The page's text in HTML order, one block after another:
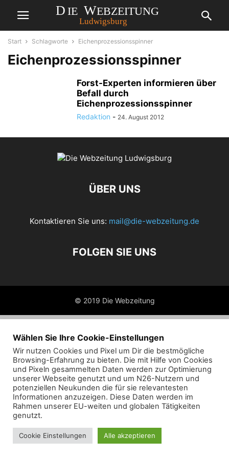
Start Schlagworte Eichenprozessionsspinner
Eichenprozessionsspinner
Forst-Experten informieren über
Befall durch
Eichenprozessionsspinner
Redaktion - 24. August 2012
ÜBER UNS
Kontaktieren Sie uns: mail@die-webzeitung.de
FOLGEN SIE UNS
© 2019 Die Webzeitung
Wählen Sie Ihre Cookie-Einstellungen
Wir nutzen Cookies und Pixel um Dir die bestmögliche
Browsing-Erfahrung zu bieten. Die mit Hilfe von Cookies
und Pixeln gesammelten Daten werden zur Optimierung
unserer Webseite genutzt und um N26-Nutzern und
potenziellen Neukunden die für sie relevantesten
Informationen anzuzeigen. Diese Daten werden im
Rahmen unserer EU-weiten und globalen Tätigkeiten
genutzt.
Cookie Einstellungen Alle akzeptieren